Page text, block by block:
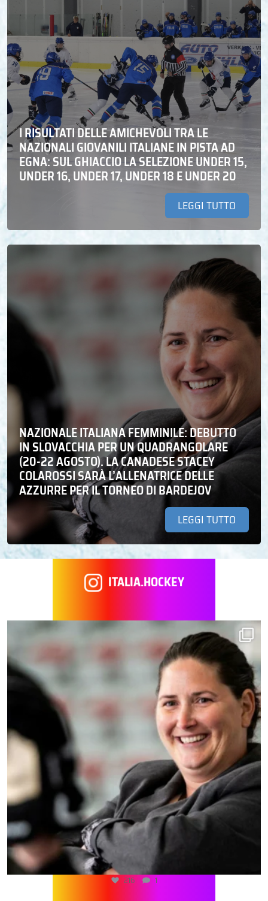
I RISULTATI DELLE AMICHEVOLI TRA LE
NAZIONALI GIOVANILI ITALIANE IN PISTA AD
EGNA: SUL GHIACCIO LA SELEZIONE UNDER 15,
UNDER 16, UNDER 17, UNDER 18 E UNDER 20
LEGGI TUTTO
NAZIONALE ITALIANA FEMMINILE: DEBUTTO
IN SLOVACCHIA PER UN QUADRANGOLARE
(20-22 AGOSTO). LA CANADESE STACEY
COLAROSSI SARÀ L’ALLENATRICE DELLE
AZZURRE PER IL TORNEO DI BARDEJOV
LEGGI TUTTO
ITALIA.HOCKEY
216 1